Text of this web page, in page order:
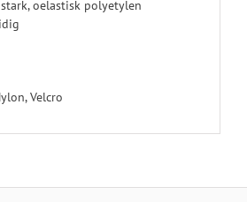
oelastisk polyetylen
Velcro